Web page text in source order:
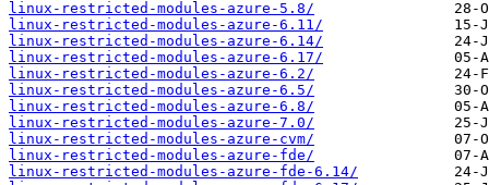
linux-restricted-modules-azure-5.8/
linux-restricted-modules-azure-6.11/
linux-restricted-modules-azure-6.14/
linux-restricted-modules-azure-6.17/
linux-restricted-modules-azure-6.2/
linux-restricted-modules-azure-6.5/
linux-restricted-modules-azure-6.8/
linux-restricted-modules-azure-7.0/
linux-restricted-modules-azure-cvm/
linux-restricted-modules-azure-fde/
linux-restricted-modules-azure-fde-6.14/